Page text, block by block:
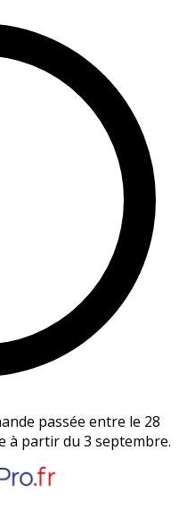
passée entre le 28
à partir du 3 septembre.